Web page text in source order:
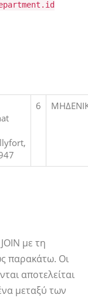
6
με τη
παρακάτω. Οι
αποτελείται
μεταξύ των